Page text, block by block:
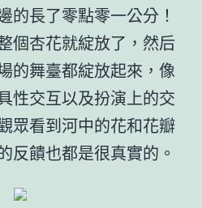
的長了零點零一公分！
個杏花就綻放了，然后
的舞臺都綻放起來，像
性交互以及扮演上的交
眾看到河中的花和花瓣
反饋也都是很真實的。